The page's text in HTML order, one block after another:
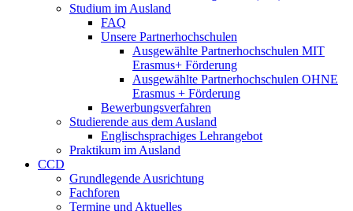
Studium im Ausland
FAQ
Unsere Partnerhochschulen
Ausgewählte Partnerhochschulen MIT
Erasmus+ Förderung
Ausgewählte Partnerhochschulen OHNE
Erasmus + Förderung
Bewerbungsverfahren
Studierende aus dem Ausland
Englischsprachiges Lehrangebot
Praktikum im Ausland
CCD
Grundlegende Ausrichtung
Fachforen
Termine und Aktuelles